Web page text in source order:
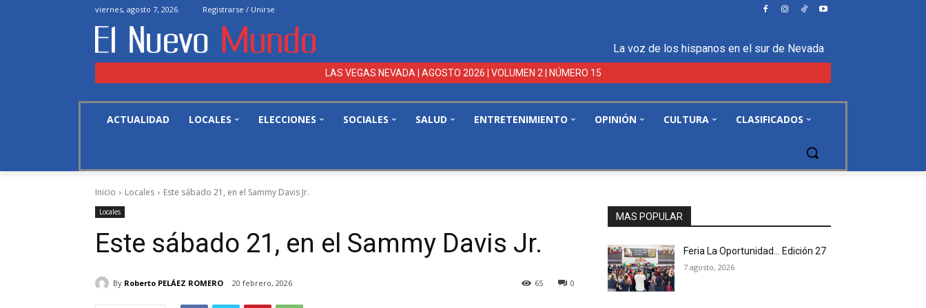
viernes, agosto 7, 2026 Registrarse / Unirse
La voz de los hispanos en el sur de Nevada
LAS VEGAS NEVADA | AGOSTO 2026 | VOLUMEN 2 | NÚMERO 15
ACTUALIDAD LOCALES ELECCIONES SOCIALES SALUD ENTRETENIMIENTO OPINIÓN CULTURA CLASIFICADOS
Inicio Locales Este sábado 21, en el Sammy Davis Jr.
Locales
Este sábado 21, en el Sammy Davis Jr.
By Roberto PELÁEZ ROMERO 20 febrero, 2026 0
65
MAS POPULAR
Feria La Oportunidad… Edición 27
7 agosto, 2026